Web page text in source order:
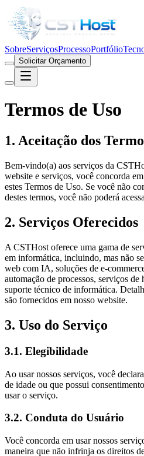
SobreServiçosProcessoPortfólio
Solicitar Orçamento
Termos de Uso
1. Aceitação dos
Bem-vindo(a) aos serviços da
website e serviços, você concorda
estes Termos de Uso. Se você não
destes termos, você não poderá
2. Serviços Oferecidos
A CSTHost oferece uma gama de
em informática, incluindo, mas não
web com IA, soluções de e-
automação de processos, serviços
suporte técnico de informática.
são fornecidos em nosso website.
3. Uso do Serviço
3.1. Elegibilidade
Ao usar nossos serviços, você
de idade ou que possui
usar o serviço.
3.2. Conduta do Usuário
Você concorda em usar nossos
maneira que não infrinja os direitos